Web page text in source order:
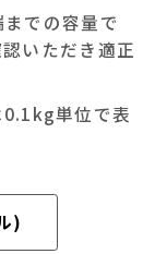
での容量で
いただき適正
単位で表
)